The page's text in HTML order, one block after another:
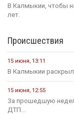
В Калмыкии, чтобы
лет.
Происшествия
15 июня, 13:11
В Калмыкии
15 июня, 12:55
За прошедшую
ДТП...